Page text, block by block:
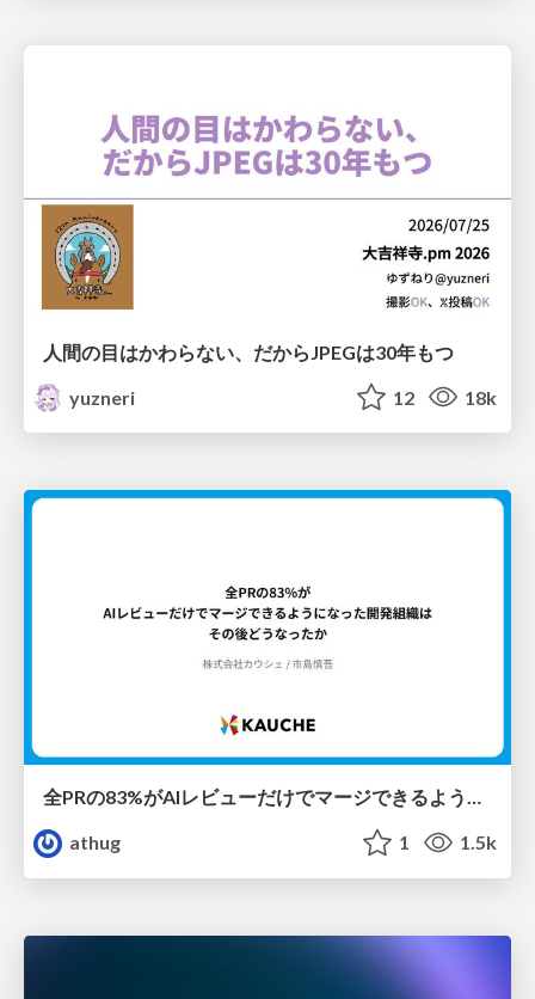
人間の目はかわらない、だからJPEGは30年もつ
yuzneri
12 18k
全PRの83%がAIレビューだけでマージできるようになった開発組織はその後どうなったか
athug
1 1.5k